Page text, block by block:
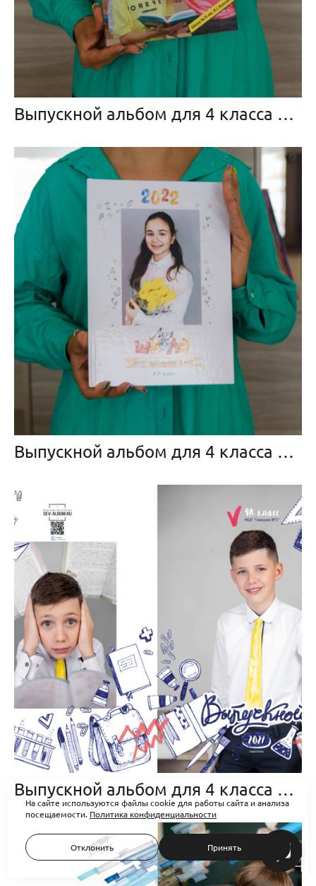
Выпускной альбом для 4 класса «Крафт»
Выпускной альбом для 4 класса «Жирафики»
Выпускной альбом для 4 класса «Шпаргалка»
На сайте используются файлы cookie для работы сайта и анализа
посещаемости. Политика конфиденциальности
Отклонить Принять